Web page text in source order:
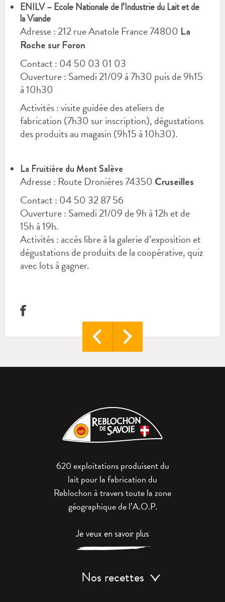
ENILV – Ecole Nationale de l’Industrie du Lait et de
la Viande
Adresse : 212 rue Anatole France 74800 La
Roche sur Foron
Contact : 04 50 03 01 03
Ouverture : Samedi 21/09 à 7h30 puis de 9h15
à 10h30
Activités : visite guidée des ateliers de
fabrication (7h30 sur inscription), dégustations
des produits au magasin (9h15 à 10h30).
La Fruitière du Mont Salève
Adresse : Route Dronières 74350 Cruseilles
Contact : 04 50 32 87 56
Ouverture : Samedi 21/09 de 9h à 12h et de
15h à 19h.
Activités : accès libre à la galerie d’exposition et
dégustations de produits de la coopérative, quiz
avec lots à gagner.
620 exploitations produisent du
lait pour la fabrication du
Reblochon à travers toute la zone
géographique de l’A.O.P.
Je veux en savoir plus
Nos recettes